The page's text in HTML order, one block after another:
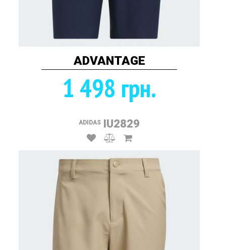
ADVANTAGE
1 498 грн.
ADIDAS IU2829